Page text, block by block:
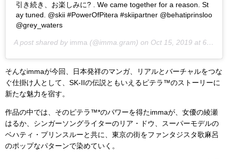
引き続き、お楽しみに? . We came together for a reason. St
ay tuned. @skii #PowerOfPitera #skiipartner @behatiprinsloo
@grey_waters
A post shared by imma (@imma.gram) on Oct 15, 2019 at 6:00am PDT
そんなimmaが今回、日本発祥のマンガ、リアルとバーチャルをつな
ぐ仕掛け人として、SK-IIの伝説ともいえるピテラ™のストーリーに
新たな魅力を宿す。
作品の中では、そのピテラ™️*のパワーを得たimmaが、女優の綾瀬
はるか、シンガーソングライターのリア・ドウ、スーパーモデルの
ベハティ・プリンスルーと共に、東京の街をファンタジスタ歌麻呂
のポップなパターンで染めていく。